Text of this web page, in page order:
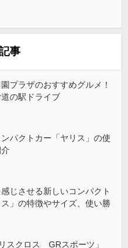
事
園プラザのおすすめグルメ！
の駅ドライブ
ンパクトカー「ヤリス」の使
じさせる新しいコンパクト
」の特徴やサイズ、使い勝
スクロス GRスポーツ」